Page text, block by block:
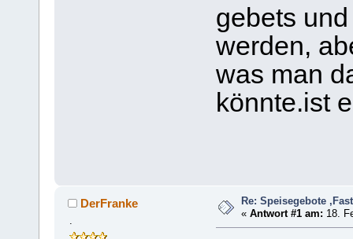
gebets
werden,
was man
könnte.ist
DerFranke
Re: Speisegebote
«Antwort #1 am: 18.